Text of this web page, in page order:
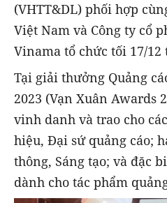
(VHTT&DL) phối hợp
Việt Nam và Công ty cổ
Vinama tổ chức tối 17/12
Tại giải thưởng Quảng
2023 (Vạn Xuân Awards
vinh danh và trao cho
hiệu, Đại sứ quảng cáo;
thông, Sáng tạo; và đặc
dành cho tác phẩm